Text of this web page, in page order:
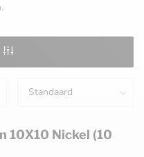
10X10 Nickel (10